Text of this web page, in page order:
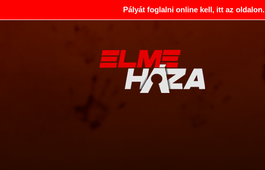
Pályát foglalni online kell, itt az oldalon.